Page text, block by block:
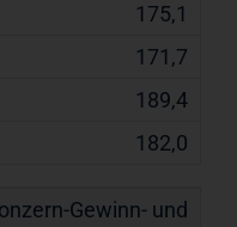
175,1
171,7
189,4
182,0